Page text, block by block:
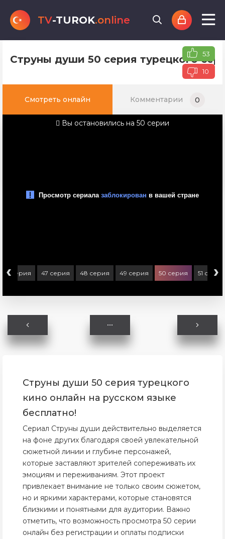
TV-TUROK.online
Струны души 50 серия турецкого 53
10
Смотреть онлайн Комментарии 0
Вы остановились на 50 серии
‹
46 серия 47 серия 48 серия 49 серия 50 серия 51 серия
›
Струны души 50 серия турецкого
кино онлайн на русском языке
бесплатно!
Сериал Струны души действительно выделяется
на фоне других благодаря своей увлекательной
сюжетной линии и глубине персонажей,
которые заставляют зрителей сопереживать их
эмоциям и переживаниям. Этот проект
привлекает внимание не только своим сюжетом,
но и яркими характерами, которые становятся
близкими и понятными для аудитории. Важно
отметить, что возможность просмотра 50 серии
онлайн без регистрации и оплаты подписки